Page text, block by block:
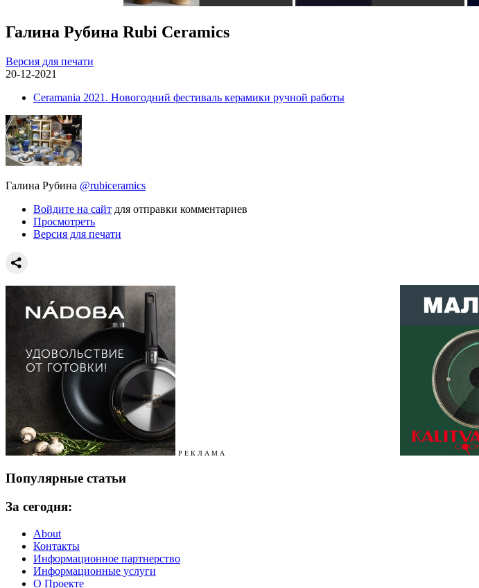
Галина Рубина Rubi Ceramics
Версия для печати
20-12-2021
Ceramania 2021. Новогодний фестиваль керамики ручной работы
Галина Рубина @rubiceramics
Войдите на сайт для отправки комментариев
Просмотреть
Версия для печати
Р Е К Л А М А
Популярные статьи
За сегодня:
About
Контакты
Информационное партнерство
Информационные услуги
О Проекте